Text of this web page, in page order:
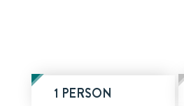
1 PERSON